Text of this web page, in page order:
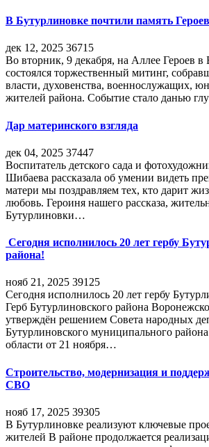
В Бутурлиновке почтили память
дек 12, 2025 36715
Во вторник, 9 декабря, на Аллее Героев в
состоялся торжественный митинг,
власти, духовенства, военнослужащих,
жителей района. Событие стало данью
Дар материнского взгляда
дек 04, 2025 37447
Воспитатель детского сада и
Шибаева рассказала об умении видеть
матери мы поздравляем тех, кто дарит
любовь. Героиня нашего рассказа,
Бутурлиновки…
Сегодня исполнилось 20 лет гербу
района!
нояб 21, 2025 39125
Сегодня исполнилось 20 лет гербу
Герб Бутурлиновского района
утверждён решением Совета народных
Бутурлиновского муниципального
области от 21 ноября…
Строительство, модернизация и
СВО
нояб 17, 2025 39305
В Бутурлиновке реализуют ключевые
жителей В районе продолжается